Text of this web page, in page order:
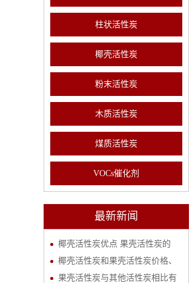
柱状活性炭
椰壳活性炭
粉末活性炭
木质活性炭
煤质活性炭
VOCs催化剂
最新新闻
椰壳活性炭优点 果壳活性炭的
椰壳活性炭和果壳活性炭价格、
果壳活性炭与其他活性炭相比有